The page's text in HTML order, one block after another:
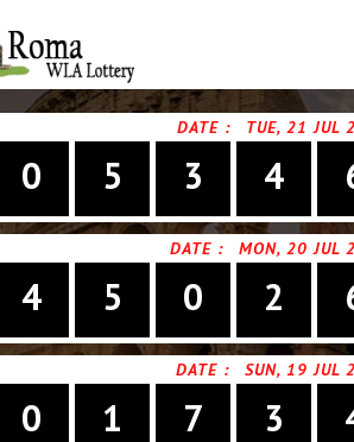
DATE : TUE, 21 JUL
0 5 3 4
DATE : MON, 20 JUL
4 5 0 2
DATE : SUN, 19 JUL
0 1 7 3